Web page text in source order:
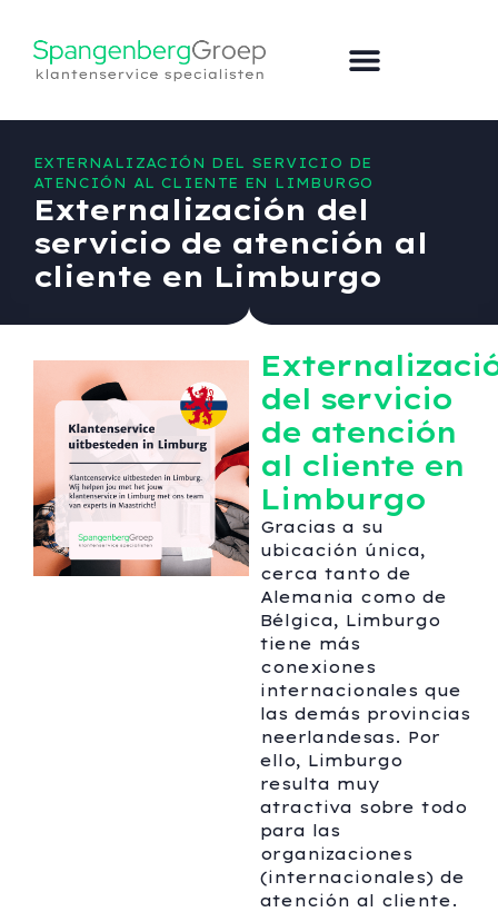
EXTERNALIZACIÓN DEL SERVICIO DE
ATENCIÓN AL CLIENTE EN LIMBURGO
Externalización del
servicio de atención al
cliente en Limburgo
del servicio
de atención
al cliente en
Limburgo
Gracias a su
ubicación única,
cerca tanto de
Alemania como de
Bélgica, Limburgo
tiene más
conexiones
internacionales que
las demás provincias
neerlandesas. Por
ello, Limburgo
resulta muy
atractiva sobre todo
para las
organizaciones
(internacionales) de
atención al cliente.